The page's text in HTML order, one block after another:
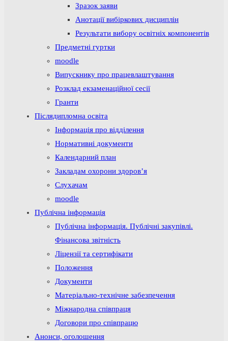
Зразок заяви
Анотації вибіркових дисциплін
Результати вибору освітніх компонентів
Предметні гуртки
moodle
Випускнику про працевлаштування
Розклад екзаменаційної сесії
Гранти
Післядипломна освіта
Інформація про відділення
Нормативні документи
Календарний план
Закладам охорони здоров’я
Слухачам
moodle
Публічна інформація
Публічна інформація. Публічні закупівлі.
Фінансова звітність
Ліцензії та сертифікати
Положення
Документи
Матеріально-технічне забезпечення
Міжнародна співпраця
Договори про співпрацю
Анонси, оголошення